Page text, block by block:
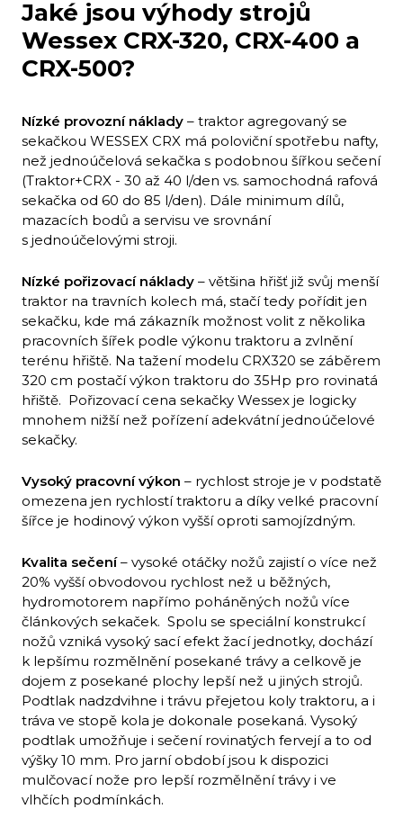
Jaké jsou výhody strojů
Wessex CRX-320, CRX-400 a
CRX-500?
Nízké provozní náklady – traktor agregovaný se
sekačkou WESSEX CRX má poloviční spotřebu nafty,
než jednoúčelová sekačka s podobnou šířkou sečení
(Traktor+CRX - 30 až 40 l/den vs. samochodná rafová
sekačka od 60 do 85 l/den). Dále minimum dílů,
mazacích bodů a servisu ve srovnání
s jednoúčelovými stroji.
Nízké pořizovací náklady – většina hřišť již svůj menší
traktor na travních kolech má, stačí tedy pořídit jen
sekačku, kde má zákazník možnost volit z několika
pracovních šířek podle výkonu traktoru a zvlnění
terénu hřiště. Na tažení modelu CRX320 se záběrem
320 cm postačí výkon traktoru do 35Hp pro rovinatá
hřiště. Pořizovací cena sekačky Wessex je logicky
mnohem nižší než pořízení adekvátní jednoúčelové
sekačky.
Vysoký pracovní výkon – rychlost stroje je v podstatě
omezena jen rychlostí traktoru a díky velké pracovní
šířce je hodinový výkon vyšší oproti samojízdným.
Kvalita sečení– vysoké otáčky nožů zajistí o více než
20% vyšší obvodovou rychlost než u běžných,
hydromotorem napřímo poháněných nožů více
článkových sekaček. Spolu se speciální konstrukcí
nožů vzniká vysoký sací efekt žací jednotky, dochází
k lepšímu rozmělnění posekané trávy a celkově je
dojem z posekané plochy lepší než u jiných strojů.
Podtlak nadzdvihne i trávu přejetou koly traktoru, a i
tráva ve stopě kola je dokonale posekaná. Vysoký
podtlak umožňuje i sečení rovinatých fervejí a to od
výšky 10 mm. Pro jarní období jsou k dispozici
mulčovací nože pro lepší rozmělnění trávy i ve
vlhčích podmínkách.